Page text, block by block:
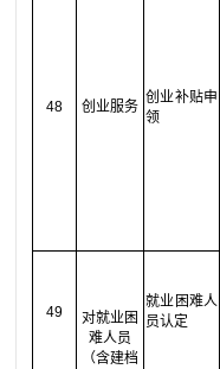
48 创业服务
创业补贴申
领
49
对就业困
难人员
（含建档
就业困难人
员认定